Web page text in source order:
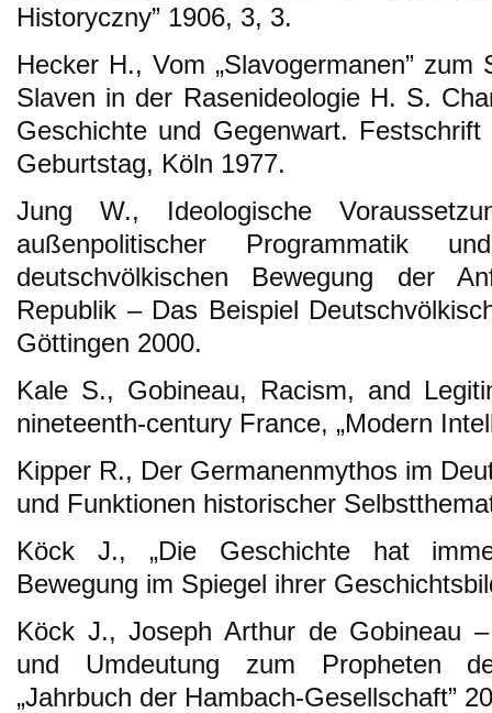
Historyczny” 1906, 3, 3.
Hecker H., Vom „Slavogermanen”
Slaven in der Rasenideologie H. S.
Geschichte und Gegenwart.
Geburtstag, Köln 1977.
Jung W., Ideologische
außenpolitischer Programmatik
deutschvölkischen Bewegung der
Republik – Das Beispiel
Göttingen 2000.
Kale S., Gobineau, Racism, and
nineteenth-century France, „Modern
Kipper R., Der Germanenmythos im
und Funktionen historischer
Köck J., „Die Geschichte hat
Bewegung im Spiegel ihrer
Köck J., Joseph Arthur de Gobineau
und Umdeutung zum Propheten
„Jahrbuch der Hambach-Gesellschaft”